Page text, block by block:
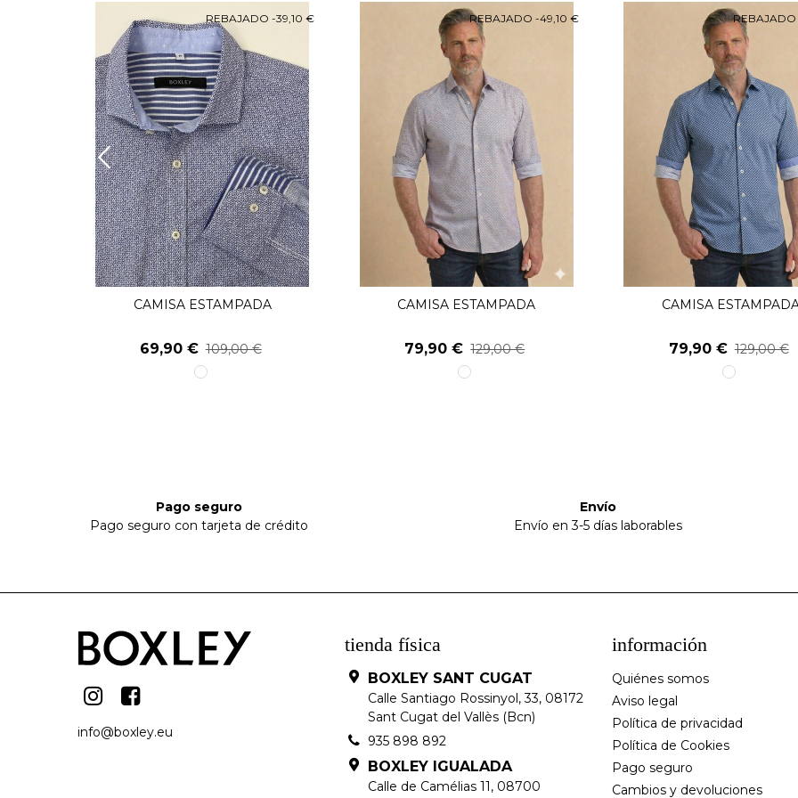
REBAJADO-39,10 €
Ver Más
CAMISA ESTAMPADA
69,90 € 109,00 €
1
REBAJADO -49,10 €
Ver Más
CAMISA ESTAMPADA
79,90 € 129,00 €
1
Ver Más
CAMISA
79,90 € 129,00 €
1
Pago seguro
Pago seguro con tarjeta de crédito
Envío
Envío en 3-5 días laborables
info@boxley.eu
tienda física
BOXLEY SANT CUGAT
Calle Santiago Rossinyol, 33, 08172
Sant Cugat del Vallès (Bcn)
935 898 892
BOXLEY IGUALADA
Calle de Camélias 11, 08700
información
Quiénes somos
Aviso legal
Política de privacidad
Política de Cookies
Pago seguro
Cambios y devoluciones